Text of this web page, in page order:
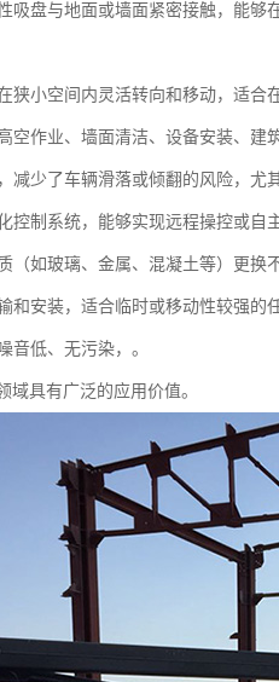
吸盘与地面或墙面紧密接触，能
小空间内灵活转向和移动，适合
作业、墙面清洁、设备安装、建
少了车辆滑落或倾翻的风险，尤
制系统，能够实现远程操控或自
如玻璃、金属、混凝土等）更换
安装，适合临时或移动性较强的任
音低、无污染，。
具有广泛的应用价值。